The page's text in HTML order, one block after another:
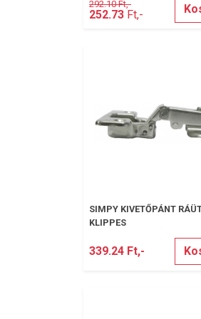
292.10 Ft,-
252.73 Ft,-
SIMPY KIVETŐPÁNT
KLIPPES
339.24 Ft,-